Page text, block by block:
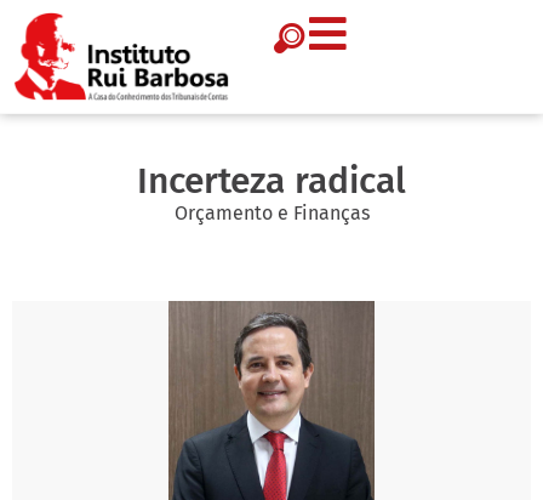
Incerteza radical
Orçamento e Finanças